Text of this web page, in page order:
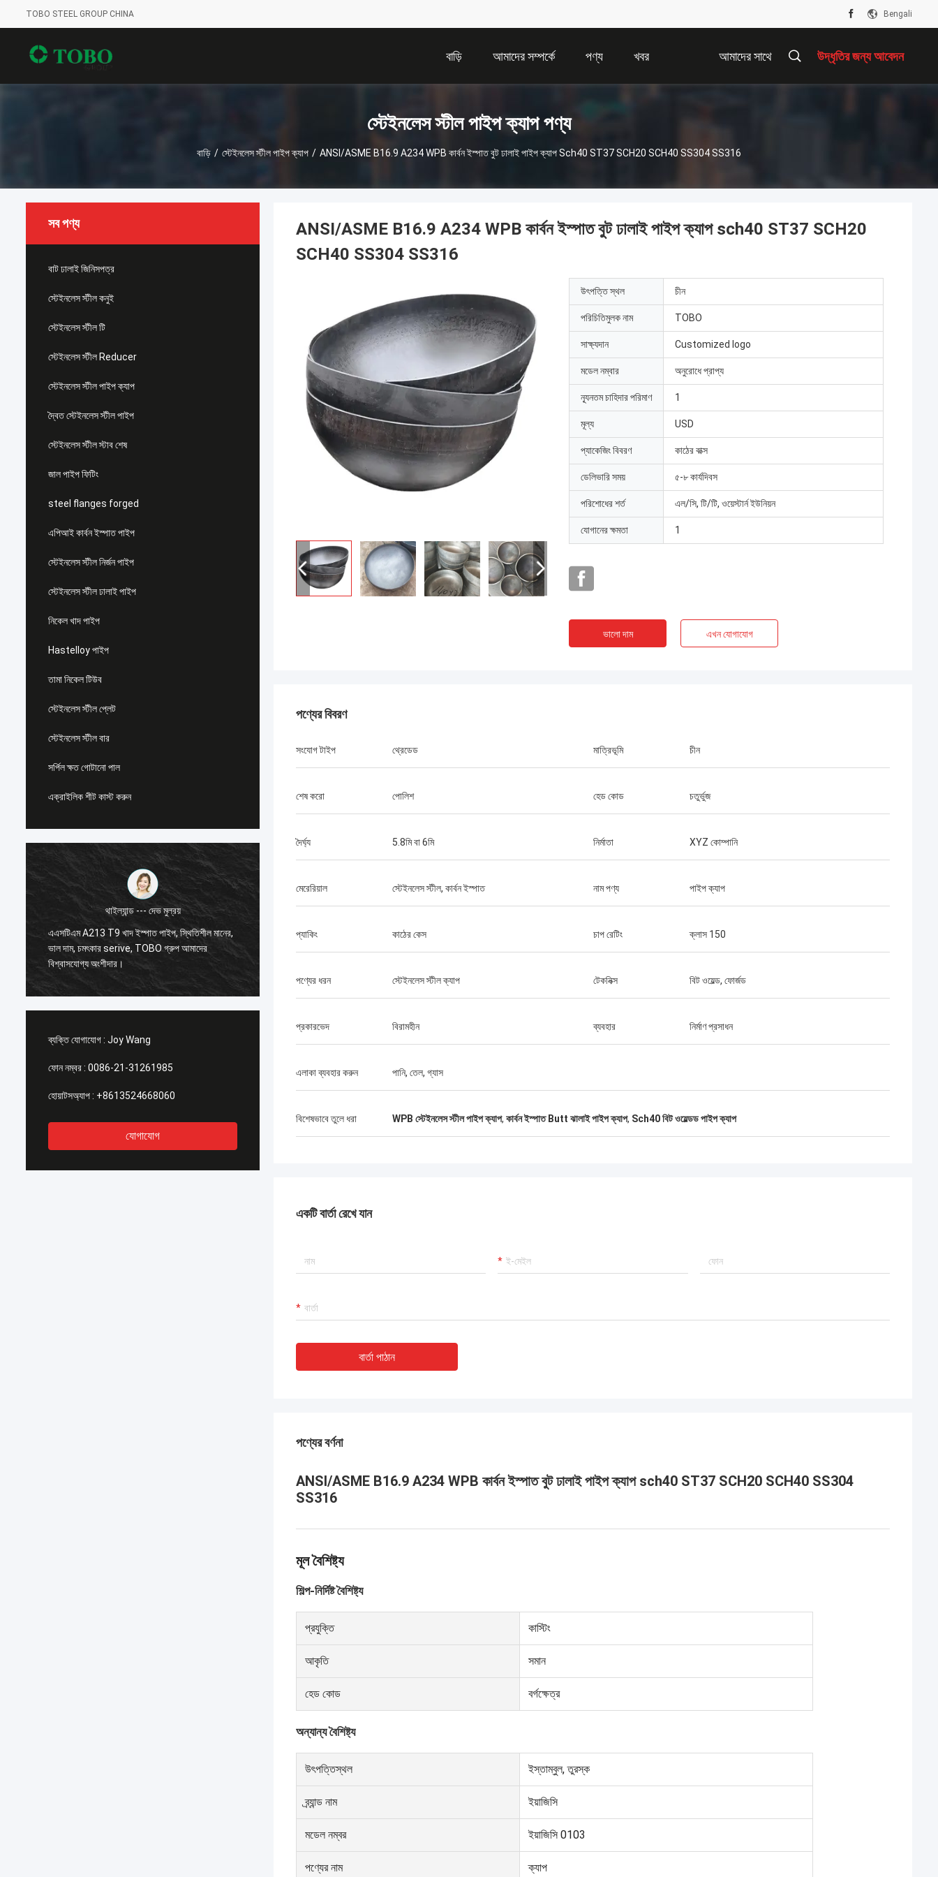
TOBO STEEL GROUP CHINA Bengali
বাড়ি আমাদের সম্পর্কে পণ্য খবর আমাদের সাথে উদ্ধৃতির জন্য আবেদন
স্টেইনলেস স্টীল পাইপ ক্যাপ পণ্য
বাড়ি / স্টেইনলেস স্টীল পাইপ ক্যাপ / ANSI/ASME B16.9 A234 WPB কার্বন ইস্পাত বুট ঢালাই পাইপ ক্যাপ Sch40 ST37 SCH20 SCH40 SS304 SS316
সব পণ্য
বাট ঢালাই জিনিসপত্র
স্টেইনলেস স্টীল কনুই
স্টেইনলেস স্টীল টি
স্টেইনলেস স্টীল Reducer
স্টেইনলেস স্টীল পাইপ ক্যাপ
দ্বৈত স্টেইনলেস স্টীল পাইপ
স্টেইনলেস স্টীল স্টাব শেষ
জাল পাইপ ফিটিং
steel flanges forged
এপিআই কার্বন ইস্পাত পাইপ
স্টেইনলেস স্টীল নির্জন পাইপ
স্টেইনলেস স্টীল ঢালাই পাইপ
নিকেল খাদ পাইপ
Hastelloy পাইপ
তামা নিকেল টিউব
স্টেইনলেস স্টীল প্লেট
স্টেইনলেস স্টীল বার
সর্পিল ক্ষত গোটানো পাল
এক্রাইলিক শীট কাস্ট করুন
থাইল্যান্ড --- দেভ মুল্রয়
এএসটিএম A213 T9 খাদ ইস্পাত পাইপ, স্থিতিশীল মানের,
ভাল দাম, চমৎকার serive, TOBO গ্রুপ আমাদের
বিশ্বাসযোগ্য অংশীদার।
ASTM A182 F55 সুপার দ্বৈত চক্রের উন্নত পার্শ্ব, ভাল
মানের, আমরা যে পছন্দ! এবং সময় প্রসবের সময়, খুব পেশাদারী।
সর্বশেষ বিক্রেতার রেটিংতে, টোবো চমৎকার রেটিং জিতেছে, এটি
ভাল, সহযোগিতা অব্যাহত থাকবে।
ব্যক্তি যোগাযোগ : Joy Wang
ফোন নম্বর : 0086-21-31261985
হোয়াটসঅ্যাপ : +8613524668060
যোগাযোগ
ANSI/ASME B16.9 A234 WPB কার্বন ইস্পাত বুট ঢালাই পাইপ ক্যাপ sch40 ST37 SCH20
SCH40 SS304 SS316
উৎপত্তি স্থল চীন
পরিচিতিমুলক নাম TOBO
সাক্ষ্যদান Customized logo
মডেল নম্বার অনুরোধে প্রাপ্য
ন্যূনতম চাহিদার পরিমাণ 1
মূল্য USD
প্যাকেজিং বিবরণ কাঠের বাক্স
ডেলিভারি সময় ৫-৮ কার্যদিবস
পরিশোধের শর্ত এল/সি, টি/টি, ওয়েস্টার্ন ইউনিয়ন
যোগানের ক্ষমতা 1
ভালো দাম এখন যোগাযোগ
পণ্যের বিবরণ
সংযোগ টাইপ থ্রেডেড মাত্রিভূমি চীন
শেষ করো পোলিশ হেড কোড চতুর্ভুজ
দৈর্ঘ্য 5.8মি বা 6মি নির্মাতা XYZ কোম্পানি
মেরেরিয়াল স্টেইনলেস স্টীল, কার্বন ইস্পাত নাম পণ্য পাইপ ক্যাপ
প্যাকিং কাঠের কেস চাপ রেটিং ক্লাস 150
পণ্যের ধরন স্টেইনলেস স্টীল ক্যাপ টেকনিক্স বিট ওয়েল্ড, ফোর্জড
প্রকারভেদ বিরামহীন ব্যবহার নির্মাণ প্রসাধন
এলাকা ব্যবহার করুন পানি, তেল, গ্যাস
বিশেষভাবে তুলে ধরা WPB স্টেইনলেস স্টীল পাইপ ক্যাপ, কার্বন ইস্পাত Butt ঝালাই পাইপ ক্যাপ, Sch40 বিট ওয়েল্ডড পাইপ ক্যাপ
একটি বার্তা রেখে যান
বার্তা পাঠান
পণ্যের বর্ণনা
ANSI/ASME B16.9 A234 WPB কার্বন ইস্পাত বুট ঢালাই পাইপ ক্যাপ sch40 ST37 SCH20 SCH40 SS304
SS316
মূল বৈশিষ্ট্য
শিল্প-নির্দিষ্ট বৈশিষ্ট্য
প্রযুক্তি কাস্টিং
আকৃতি সমান
হেড কোড বর্গক্ষেত্র
অন্যান্য বৈশিষ্ট্য
উৎপত্তিস্থল ইস্তাম্বুল, তুরস্ক
ব্র্যান্ড নাম ইয়াজিসি
মডেল নম্বর ইয়াজিসি 0103
পণ্যের নাম ক্যাপ